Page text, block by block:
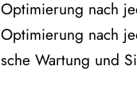
nach
nach
Wartung und